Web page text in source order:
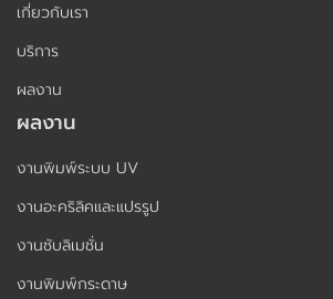
เกี่ยวกับเรา
บริการ
ผลงาน
ผลงาน
งานพิมพ์ระบบ UV
งานอะคริลิคและแปรรูป
งานซับลิเมชั่น
งานพิมพ์กระดาษ